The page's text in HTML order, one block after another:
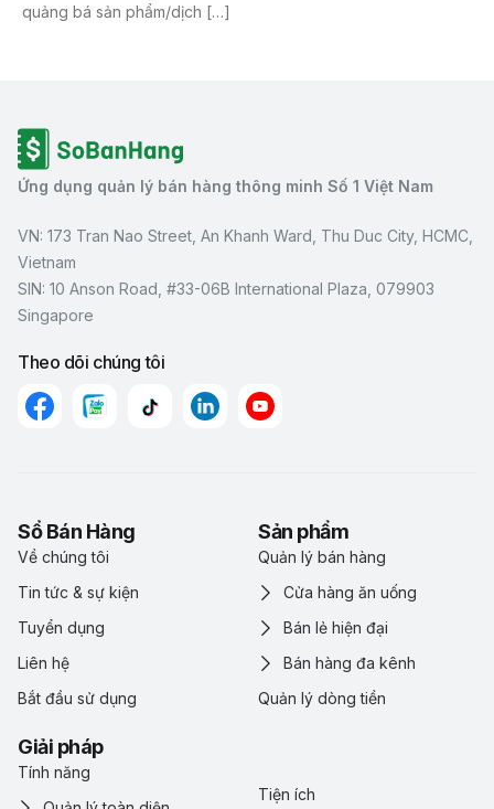
quảng bá sản phẩm/dịch […]
Ứng dụng quản lý bán hàng thông minh Số 1 Việt Nam
VN: 173 Tran Nao Street, An Khanh Ward, Thu Duc City, HCMC,
Vietnam
SIN: 10 Anson Road, #33-06B International Plaza, 079903
Singapore
Theo dõi chúng tôi
Sổ Bán Hàng
Về chúng tôi
Tin tức & sự kiện
Tuyển dụng
Liên hệ
Bắt đầu sử dụng
Sản phẩm
Quản lý bán hàng
Cửa hàng ăn uống
Bán lẻ hiện đại
Bán hàng đa kênh
Quản lý dòng tiền
Giải pháp
Tính năng
Tiện ích